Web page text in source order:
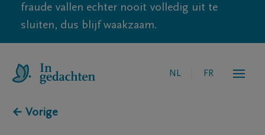
fraude vallen echter nooit volledig uit te
sluiten, dus blijf waakzaam.
NL FR
← Vorige